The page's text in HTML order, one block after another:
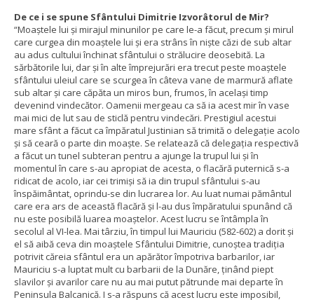
De ce i se spune Sfântului Dimitrie Izvorâtorul de Mir?
“Moaştele lui şi mirajul minunilor pe care le-a făcut, precum şi mirul
care curgea din moaştele lui şi era strâns în nişte căzi de sub altar
au adus cultului închinat sfântului o strălucire deosebită. La
sărbătorile lui, dar şi în alte împrejurări era trecut peste moaştele
sfântului uleiul care se scurgea în câteva vane de marmură aflate
sub altar şi care căpăta un miros bun, frumos, în acelaşi timp
devenind vindecător. Oamenii mergeau ca să ia acest mir în vase
mai mici de lut sau de sticlă pentru vindecări. Prestigiul acestui
mare sfânt a făcut ca împăratul Justinian să trimită o delegaţie acolo
şi să ceară o parte din moaşte. Se relatează că delegaţia respectivă
a făcut un tunel subteran pentru a ajunge la trupul lui şi în
momentul în care s-au apropiat de acesta, o flacără puternică s-a
ridicat de acolo, iar cei trimişi să ia din trupul sfântului s-au
înspăimântat, oprindu-se din lucrarea lor. Au luat numai pământul
care era ars de această flacără şi l-au dus împăratului spunând că
nu este posibilă luarea moaştelor. Acest lucru se întâmpla în
secolul al VI-lea. Mai târziu, în timpul lui Mauriciu (582-602) a dorit şi
el să aibă ceva din moaştele Sfântului Dimitrie, cunoştea tradiţia
potrivit căreia sfântul era un apărător împotriva barbarilor, iar
Mauriciu s-a luptat mult cu barbarii de la Dunăre, ţinând piept
slavilor şi avarilor care nu au mai putut pătrunde mai departe în
Peninsula Balcanică. I s-a răspuns că acest lucru este imposibil,